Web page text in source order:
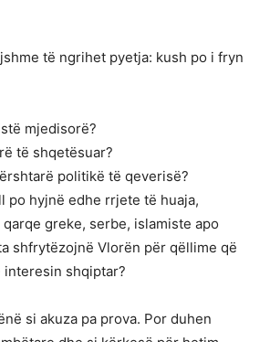
të ngrihet pyetja: kush po i fryn
mjedisorë?
të shqetësuar?
politikë të qeverisë?
po hyjnë edhe rrjete të huaja,
greke, serbe, islamiste apo
shfrytëzojnë Vlorën për qëllime që
interesin shqiptar?
si akuza pa prova. Por duhen